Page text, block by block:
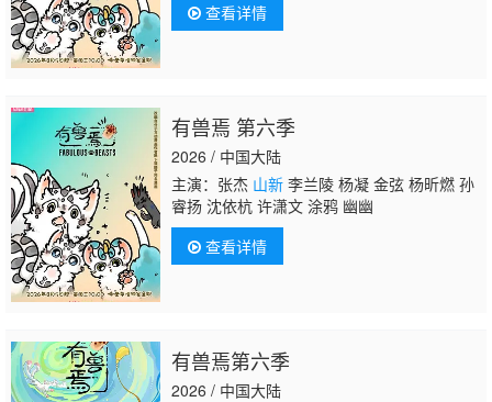
查看详情
有兽焉 第六季
2026 / 中国大陆
主演：张杰 山新李兰陵 杨凝 金弦 杨昕燃 孙
睿扬 沈依杭 许潇文 涂鸦 幽幽
查看详情
有兽焉第六季
2026 / 中国大陆